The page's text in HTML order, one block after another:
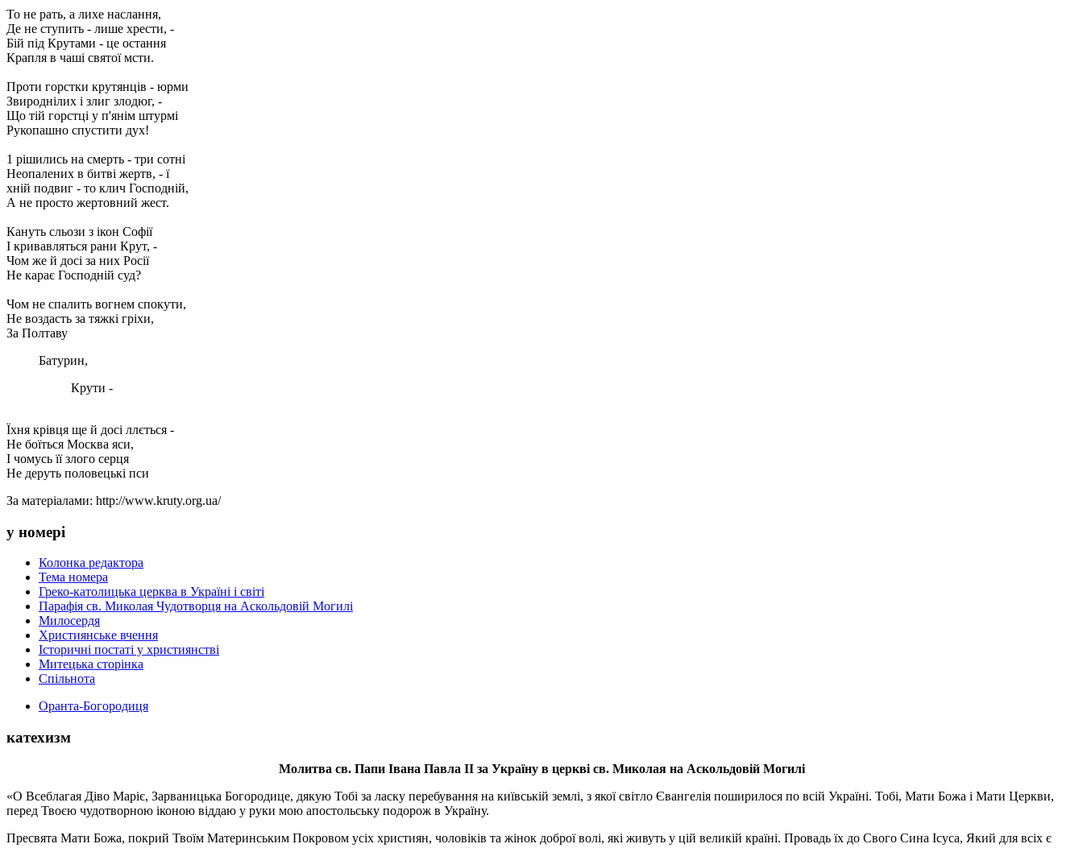
То не рать, а лихе наслання,
Де не ступить - лише хрести, -
Бій під Крутами - це остання
Крапля в чаші святої мсти.
Проти горстки крутянців - юрми
Звироднілих і злиг злодюг, -
Що тій горстці у п'янім штурмі
Рукопашно спустити дух!
1 рішились на смерть - три сотні
Неопалених в битві жертв, - ї
хній подвиг - то клич Господній,
А не просто жертовний жест.
Кануть сльози з ікон Софії
І кривавляться рани Крут, -
Чом же й досі за них Росії
Не карає Господній суд?
Чом не спалить вогнем спокути,
Не воздасть за тяжкі гріхи,
За Полтаву
Батурин,
Крути -
Їхня крівця ще й досі ллється -
Не боїться Москва яси,
І чомусь її злого серця
Не деруть половецькі пси
За матеріалами: http://www.kruty.org.ua/
у номері
Колонка редактора
Тема номера
Греко-католицька церква в Україні і світі
Парафія св. Миколая Чудотворця на Аскольдовій Могилі
Милосердя
Християнське вчення
Історичні постаті у християнстві
Митецька сторінка
Спільнота
Оранта-Богородиця
катехизм
Молитва св. Папи Івана Павла ІІ за Україну в церкві св. Миколая на Аскольдовій Могилі
«О Всеблагая Діво Маріє, Зарваницька Богородице, дякую Тобі за ласку перебування на київській землі, з якої світло Євангелія поширилося по всій Україні. Тобі, Мати Божа і Мати Церкви,
перед Твоєю чудотворною іконою віддаю у руки мою апостольську подорож в Україну.
Пресвята Мати Божа, покрий Твоїм Материнським Покровом усіх християн, чоловіків та жінок доброї волі, які живуть у цій великій країні. Провадь їх до Свого Сина Ісуса, Який для всіх є